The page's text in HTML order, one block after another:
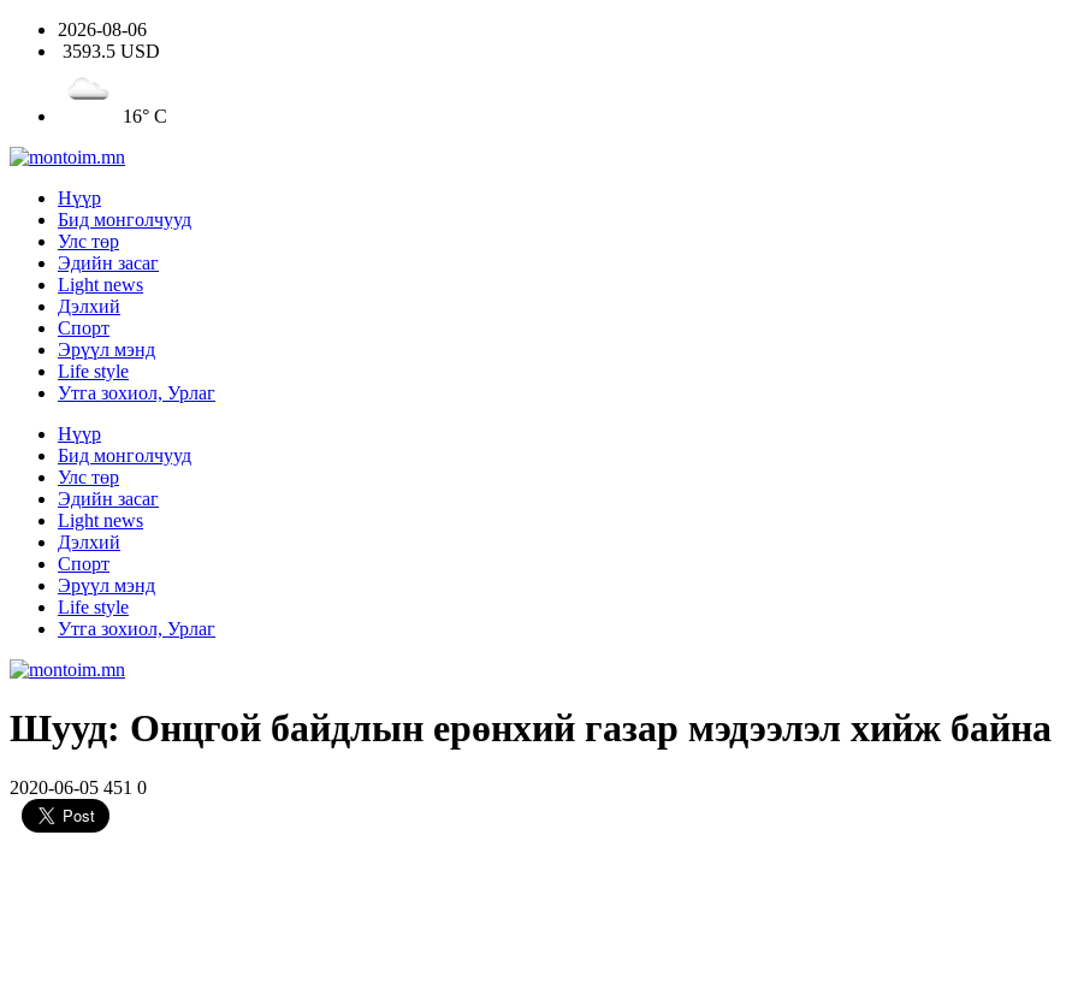
2026-08-06
3593.5 USD
16° C
Нүүр
Бид монголчууд
Улс төр
Эдийн засаг
Light news
Дэлхий
Спорт
Эрүүл мэнд
Life style
Утга зохиол, Урлаг
Нүүр
Бид монголчууд
Улс төр
Эдийн засаг
Light news
Дэлхий
Спорт
Эрүүл мэнд
Life style
Утга зохиол, Урлаг
Шууд: Онцгой байдлын ерөнхий газар мэдээлэл хийж байна
2020-06-05 451 0